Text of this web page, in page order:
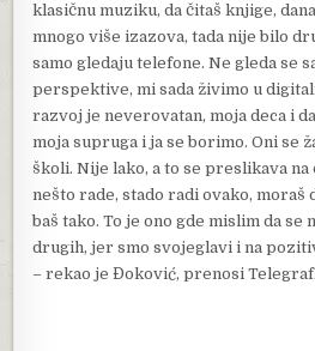
klasičnu muziku, da čitaš knjige,
mnogo više izazova, tada nije bilo
samo gledaju telefone. Ne gleda se
perspektive, mi sada živimo u
razvoj je neverovatan, moja deca i
moja supruga i ja se borimo. Oni se
školi. Nije lako, a to se preslikava
nešto rade, stado radi ovako, moraš
baš tako. To je ono gde mislim da se
drugih, jer smo svojeglavi i na
– rekao je Đoković, prenosi Telegraf.